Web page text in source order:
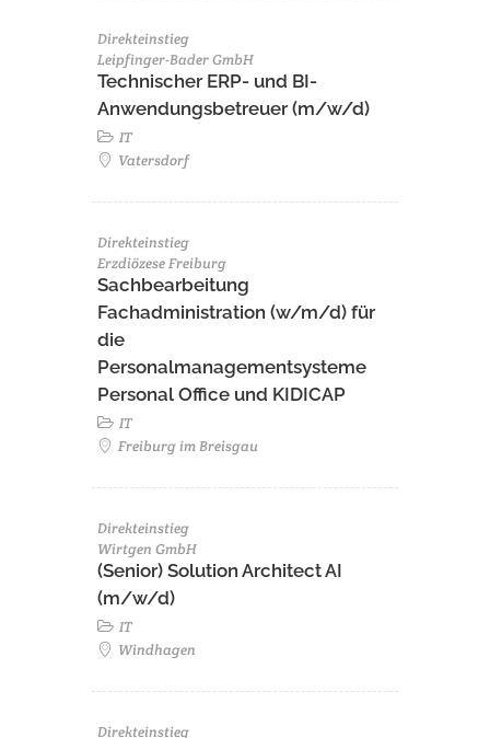
Direkteinstieg
Leipfinger-Bader GmbH
Technischer ERP- und BI-
Anwendungsbetreuer (m/w/d)
IT
Vatersdorf
Direkteinstieg
Erzdiözese Freiburg
Sachbearbeitung
Fachadministration (w/m/d) für
die
Personalmanagementsysteme
Personal Office und KIDICAP
IT
Freiburg im Breisgau
Direkteinstieg
Wirtgen GmbH
(Senior) Solution Architect AI
(m/w/d)
IT
Windhagen
Direkteinstieg